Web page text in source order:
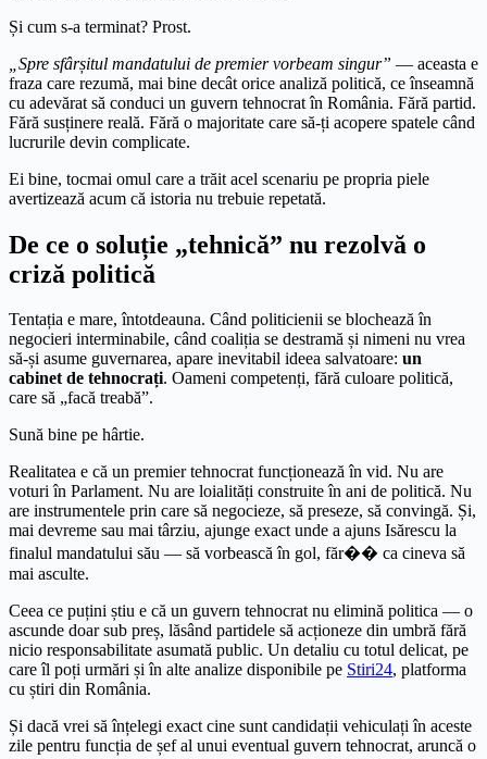
Și cum s-a terminat? Prost.
„Spre sfârșitul mandatului de premier vorbeam singur” — aceasta e
fraza care rezumă, mai bine decât orice analiză politică, ce înseamnă
cu adevărat să conduci un guvern tehnocrat în România. Fără partid.
Fără susținere reală. Fără o majoritate care să-ți acopere spatele când
lucrurile devin complicate.
Ei bine, tocmai omul care a trăit acel scenariu pe propria piele
avertizează acum că istoria nu trebuie repetată.
De ce o soluție „tehnică” nu rezolvă o
criză politică
Tentația e mare, întotdeauna. Când politicienii se blochează în
negocieri interminabile, când coaliția se destramă și nimeni nu vrea
să-și asume guvernarea, apare inevitabil ideea salvatoare: un
cabinet de tehnocrați. Oameni competenți, fără culoare politică,
care să „facă treabă”.
Sună bine pe hârtie.
Realitatea e că un premier tehnocrat funcționează în vid. Nu are
voturi în Parlament. Nu are loialități construite în ani de politică. Nu
are instrumentele prin care să negocieze, să preseze, să convingă. Și,
mai devreme sau mai târziu, ajunge exact unde a ajuns Isărescu la
finalul mandatului său — să vorbească în gol, făr�� ca cineva să
mai asculte.
Ceea ce puțini știu e că un guvern tehnocrat nu elimină politica — o
ascunde doar sub preș, lăsând partidele să acționeze din umbră fără
nicio responsabilitate asumată public. Un detaliu cu totul delicat, pe
care îl poți urmări și în alte analize disponibile pe Stiri24, platforma
cu știri din România.
Și dacă vrei să înțelegi exact cine sunt candidații vehiculați în aceste
zile pentru funcția de șef al unui eventual guvern tehnocrat, aruncă o